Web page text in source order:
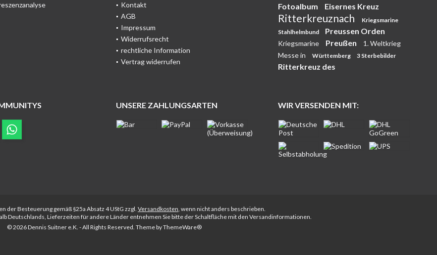
Kontakt
AGB
Impressum
Widerrufsrecht
rechtliche Information
Vertrag widerrufen
Fotoalbum Eisernes Kreuz
Ritterkreuznach
Kriegsmarine
Stahlhelmbund
Preussen Orden
Kriegsmarine Preußen
1. Weltkrieg
Messe in
Württemberg 3 Sterbebilder
Ritterkreuz des
UNSERE ZAHLUNGSARTEN WIR VERSENDEN MIT:
der Besteuerung gemäß §25a Absatz 4 UStG zzgl. Versandkosten, wenn nicht anders beschrieben.
Deutschlands, Lieferzeiten für andere Länder entnehmen Sie bitte der Schaltfläche mit den Versandinformationen.
© 2026 Dennis Suitner e.K. - All Rights Reserved. Theme byThemeWare®